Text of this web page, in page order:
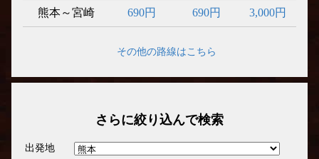
熊本～宮崎 690円 690円 3,000円
その他の路線はこちら
さらに絞り込んで検索
出発地